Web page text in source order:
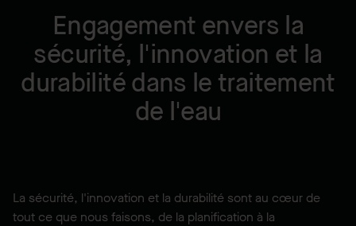
Engagement envers la
sécurité, l'innovation et la
durabilité dans le traitement
de l'eau
La sécurité, l'innovation et la durabilité sont au cœur de
tout ce que nous faisons, de la planification à la